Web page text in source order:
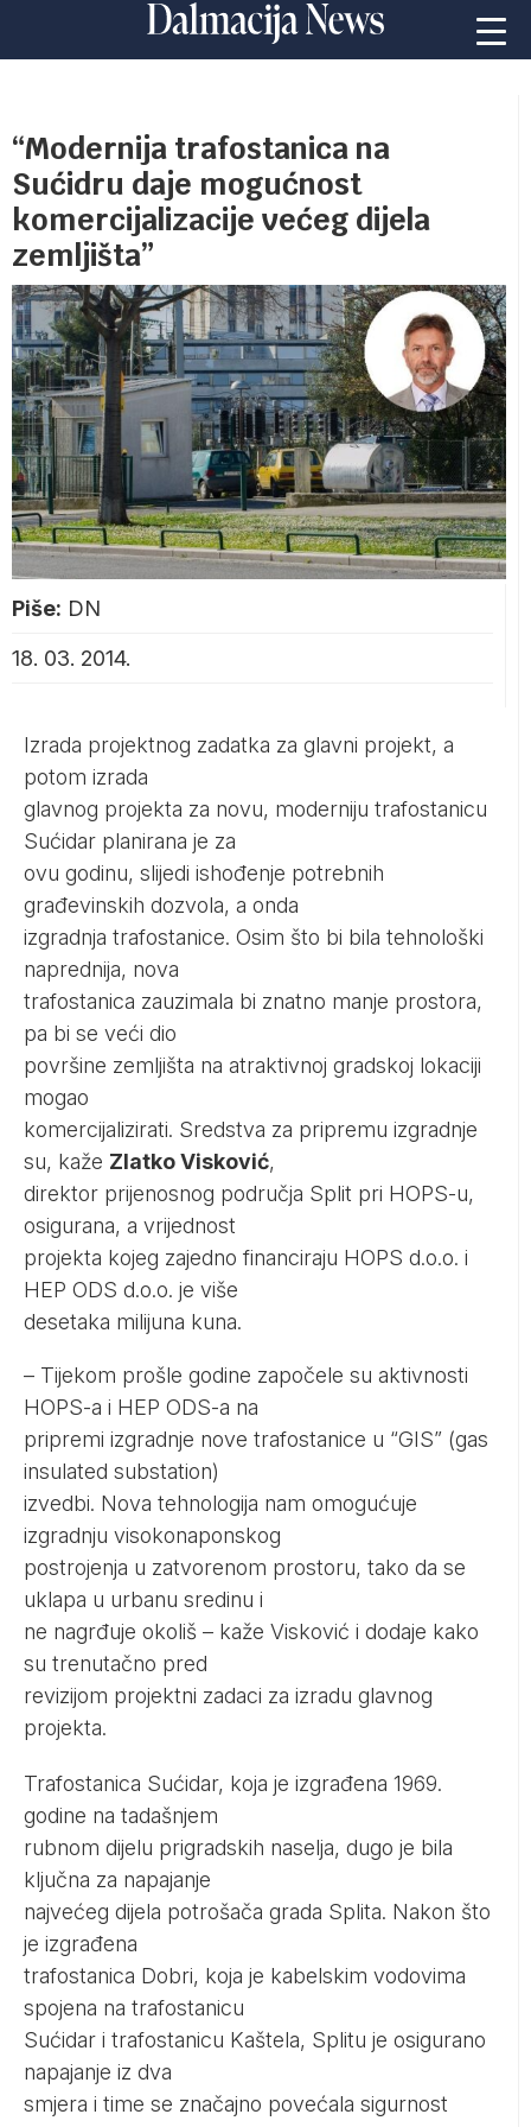
“Modernija trafostanica na
Sućidru daje mogućnost
komercijalizacije većeg dijela
zemljišta”
Piše: DN
18. 03. 2014.
Izrada projektnog zadatka za glavni projekt, a
potom izrada
glavnog projekta za novu, moderniju trafostanicu
Sućidar planirana je za
ovu godinu, slijedi ishođenje potrebnih
građevinskih dozvola, a onda
izgradnja trafostanice. Osim što bi bila tehnološki
naprednija, nova
trafostanica zauzimala bi znatno manje prostora,
pa bi se veći dio
površine zemljišta na atraktivnoj gradskoj lokaciji
mogao
komercijalizirati. Sredstva za pripremu izgradnje
su, kaže Zlatko Visković,
direktor prijenosnog područja Split pri HOPS-u,
osigurana, a vrijednost
projekta kojeg zajedno financiraju HOPS d.o.o. i
HEP ODS d.o.o. je više
desetaka milijuna kuna.
– Tijekom prošle godine započele su aktivnosti
HOPS-a i HEP ODS-a na
pripremi izgradnje nove trafostanice u “GIS” (gas
insulated substation)
izvedbi. Nova tehnologija nam omogućuje
izgradnju visokonaponskog
postrojenja u zatvorenom prostoru, tako da se
uklapa u urbanu sredinu i
ne nagrđuje okoliš – kaže Visković i dodaje kako
su trenutačno pred
revizijom projektni zadaci za izradu glavnog
projekta.
Trafostanica Sućidar, koja je izgrađena 1969.
godine na tadašnjem
rubnom dijelu prigradskih naselja, dugo je bila
ključna za napajanje
najvećeg dijela potrošača grada Splita. Nakon što
je izgrađena
trafostanica Dobri, koja je kabelskim vodovima
spojena na trafostanicu
Sućidar i trafostanicu Kaštela, Splitu je osigurano
napajanje iz dva
smjera i time se značajno povećala sigurnost